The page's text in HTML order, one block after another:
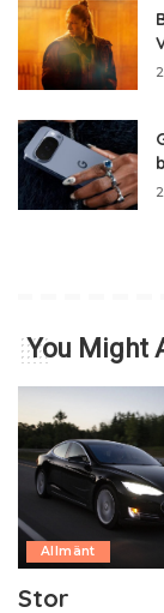
You Might
Allmänt
Stor